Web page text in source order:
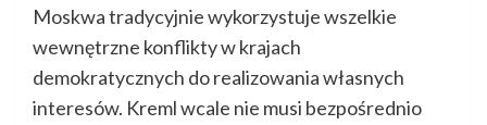
Moskwa tradycyjnie wykorzystuje wszelkie
wewnętrzne konflikty w krajach
demokratycznych do realizowania własnych
interesów. Kreml wcale nie musi bezpośrednio